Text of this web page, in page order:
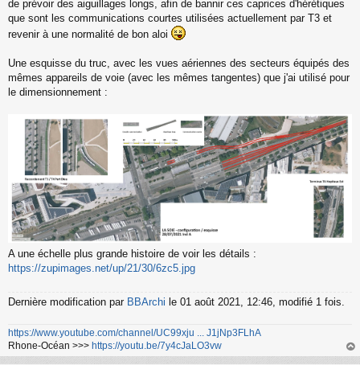
de prévoir des aiguillages longs, afin de bannir ces caprices d'hérétiques
que sont les communications courtes utilisées actuellement par T3 et
revenir à une normalité de bon aloi
Une esquisse du truc, avec les vues aériennes des secteurs équipés des
mêmes appareils de voie (avec les mêmes tangentes) que j'ai utilisé pour
le dimensionnement :
A une échelle plus grande histoire de voir les détails :
https://zupimages.net/up/21/30/6zc5.jpg
Dernière modification par BBArchi le 01 août 2021, 12:46, modifié 1 fois.
https://www.youtube.com/channel/UC99xju ... J1jNp3FLhA
Rhone-Océan >>> https://youtu.be/7y4cJaLO3vw
au